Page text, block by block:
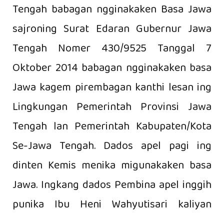
Tengah babagan ngginakaken Basa Jawa
sajroning Surat Edaran Gubernur Jawa
Tengah Nomer 430/9525 Tanggal 7
Oktober 2014 babagan ngginakaken basa
Jawa kagem pirembagan kanthi lesan ing
Lingkungan Pemerintah Provinsi Jawa
Tengah lan Pemerintah Kabupaten/Kota
Se-Jawa Tengah. Dados apel pagi ing
dinten Kemis menika migunakaken basa
Jawa. Ingkang dados Pembina apel inggih
punika Ibu Heni Wahyutisari kaliyan